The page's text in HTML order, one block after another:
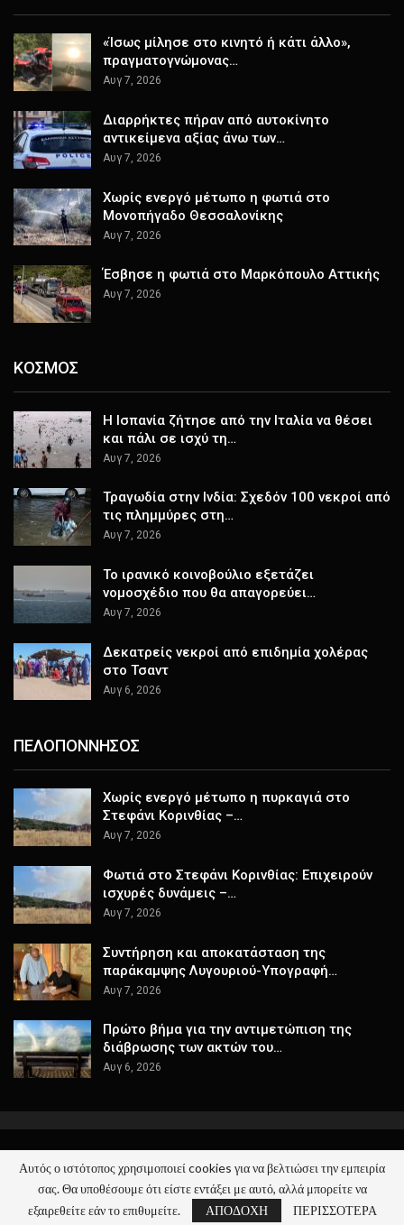
«Ίσως μίλησε στο κινητό ή κάτι άλλο»,
πραγματογνώμονας…
Αυγ 7, 2026
Διαρρήκτες πήραν από αυτοκίνητο
αντικείμενα αξίας άνω των…
Αυγ 7, 2026
Χωρίς ενεργό μέτωπο η φωτιά στο
Μονοπήγαδο Θεσσαλονίκης
Αυγ 7, 2026
Έσβησε η φωτιά στο Μαρκόπουλο Αττικής
Αυγ 7, 2026
ΚΟΣΜΟΣ
H Ισπανία ζήτησε από την Ιταλία να θέσει
και πάλι σε ισχύ τη…
Αυγ 7, 2026
Τραγωδία στην Ινδία: Σχεδόν 100 νεκροί από
τις πλημμύρες στη…
Αυγ 7, 2026
Το ιρανικό κοινοβούλιο εξετάζει
νομοσχέδιο που θα απαγορεύει…
Αυγ 7, 2026
Δεκατρείς νεκροί από επιδημία χολέρας
στο Τσαντ
Αυγ 6, 2026
ΠΕΛΟΠΟΝΝΗΣΟΣ
Χωρίς ενεργό μέτωπο η πυρκαγιά στο
Στεφάνι Κορινθίας –…
Αυγ 7, 2026
Φωτιά στο Στεφάνι Κορινθίας: Επιχειρούν
ισχυρές δυνάμεις –…
Αυγ 7, 2026
Συντήρηση και αποκατάσταση της
παράκαμψης Λυγουριού-Υπογραφή…
Αυγ 7, 2026
Πρώτο βήμα για την αντιμετώπιση της
διάβρωσης των ακτών του…
Αυγ 6, 2026
© 2026 - ΚΕΡΑΙΑ - Όλα τα Νέα. All Rights Reserved.
Website Design:keraia.gr
Αυτός ο ιστότοπος χρησιμοποιεί cookies για να βελτιώσει την εμπειρία
σας. Θα υποθέσουμε ότι είστε εντάξει με αυτό, αλλά μπορείτε να
εξαιρεθείτε εάν το επιθυμείτε.
ΑΠΟΔΟΧΗ ΠΕΡΙΣΣΟΤΕΡΑ